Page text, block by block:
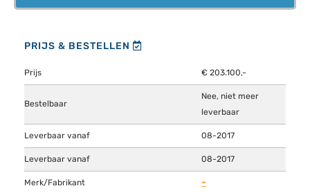
PRIJS & BESTELLEN
Prijs € 203.100,-
Bestelbaar
Nee, niet meer
leverbaar
Leverbaar vanaf 08-2017
Leverbaar vanaf 08-2017
Merk/Fabrikant -